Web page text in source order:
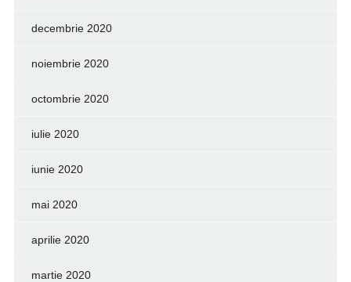
decembrie 2020
noiembrie 2020
octombrie 2020
iulie 2020
iunie 2020
mai 2020
aprilie 2020
martie 2020